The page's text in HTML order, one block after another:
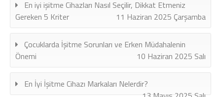
En iyi işitme Cihazları Nasıl Seçilir, Dikkat Etmeniz
Gereken 5 Kriter
11 Haziran 2025 Çarşamba
Çocuklarda İşitme Sorunları ve Erken Müdahalenin
Önemi
10 Haziran 2025 Salı
En İyi İşitme Cihazı Markaları Nelerdir?